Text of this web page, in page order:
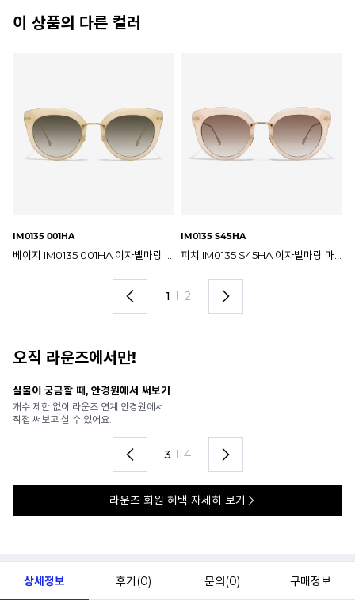
이 상품의 다른 컬러
IM0135 2M29O
블랙 IM0135 2M29O 이자벨마랑 마고 선글라스
IM0135 9RQ9O
그레이 IM0135 9RQ9O 이자벨마랑 마고 선글라스
2 I 2
오직 라운즈에서만!
안경 렌즈 맞춤까지 한 번에
가까운 안경원으로 배송받아
렌즈 맞춤부터 피팅까지 편하게!
4 I 4
라운즈 회원 혜택 자세히 보기
상세정보 후기(0) 문의(0) 구매정보